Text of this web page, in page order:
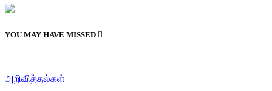
YOU MAY HAVE MISSED
அறிவித்தல்கள்